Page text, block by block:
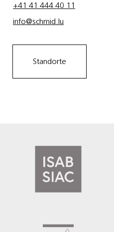
+41 41 444 40 11
info@schmid.lu
Standorte